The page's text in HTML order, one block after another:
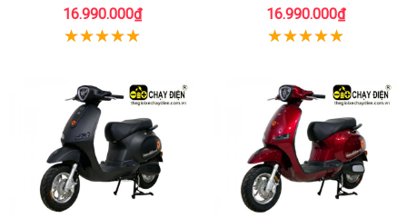
16.990.000₫ 16.990.000₫